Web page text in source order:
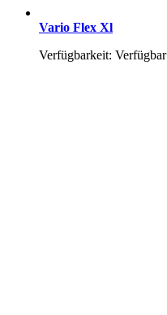
Vario Flex Xl
Verfügbarkeit: Verfügbar